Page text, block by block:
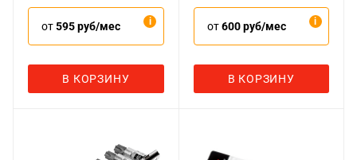
от595 руб/мес
В КОРЗИНУ
от600 руб/мес
В КОРЗИНУ